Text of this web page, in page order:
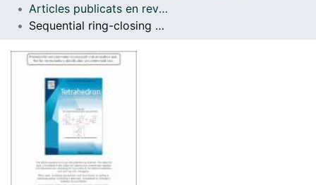
Articles publicats en revistes (Farmacologia, Toxicologia i Química Terapèutica)
Sequential ring-closing metathesis-vinyl halide Heck cyclization reactions: access to the tetracyclic ring system of ervitsine